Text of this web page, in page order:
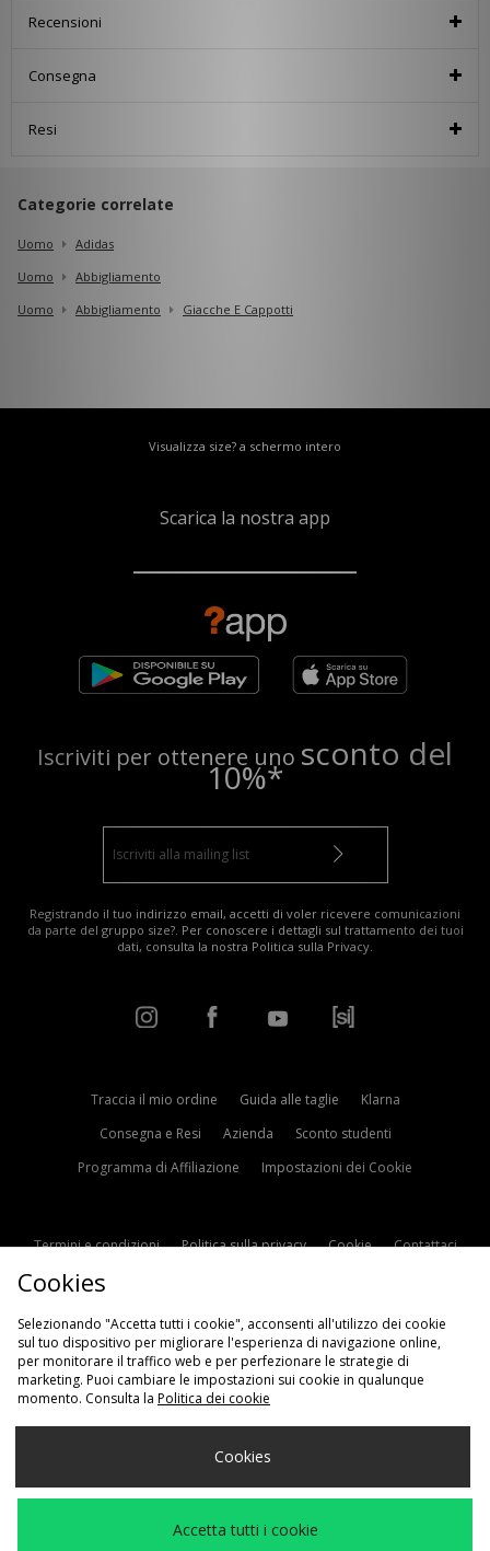
Recensioni
Consegna
Resi
Categorie correlate
Uomo
Adidas
Uomo
Abbigliamento
Uomo
Abbigliamento Giacche E Cappotti
Visualizza size? a schermo intero
Scarica la nostra app
Iscriviti per ottenere uno sconto del
10%*
Registrando il tuo indirizzo email, accetti di voler ricevere comunicazioni
da parte del gruppo size?. Per conoscere i dettagli sul trattamento dei tuoi
dati, consulta la nostra Politica sulla Privacy
Traccia il mio ordine Guida alle taglie
Klarna
Consegna e Resi
Azienda
Sconto studenti
Programma di Affiliazione
Impostazioni dei Cookie
Termini e condizioni Politica sulla privacy Cookie
Contattaci
Scegli Il Tuo Paese
Accettiamo i seguenti metodi di pagamento
Cookies
Selezionando "Accetta tutti i cookie", acconsenti all'utilizzo dei cookie
sul tuo dispositivo per migliorare l'esperienza di navigazione online,
per monitorare il traffico web e per perfezionare le strategie di
marketing. Puoi cambiare le impostazioni sui cookie in qualunque
momento. Consulta la Politica dei cookie
Cookies
Accetta tutti i cookie